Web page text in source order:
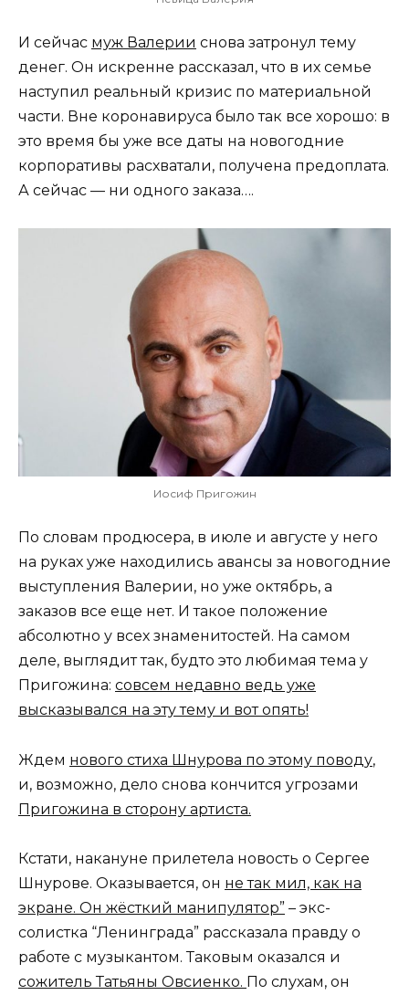
И сейчас муж Валерии снова затронул тему
денег. Он искренне рассказал, что в их семье
наступил реальный кризис по материальной
части. Вне коронавируса было так все хорошо: в
это время бы уже все даты на новогодние
корпоративы расхватали, получена предоплата.
А сейчас — ни одного заказа….
Иосиф Пригожин
По словам продюсера, в июле и августе у него
на руках уже находились авансы за новогодние
выступления Валерии, но уже октябрь, а
заказов все еще нет. И такое положение
абсолютно у всех знаменитостей. На самом
деле, выглядит так, будто это любимая тема у
Пригожина: совсем недавно ведь уже
высказывался на эту тему и вот опять!
Ждем нового стиха Шнурова по этому поводу,
и, возможно, дело снова кончится угрозами
Пригожина в сторону артиста.
Кстати, накануне прилетела новость о Сергее
Шнурове. Оказывается, он не так мил, как на
экране. Он жёсткий манипулятор” – экс-
солистка “Ленинграда” рассказала правду о
работе с музыкантом. Таковым оказался и
сожитель Татьяны Овсиенко. По слухам, он